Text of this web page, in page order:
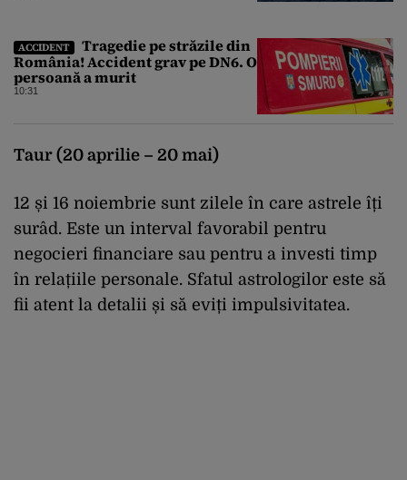
ACCIDENT
Tragedie pe străzile din
România! Accident grav pe DN6. O
persoană a murit
10:31
Taur (20 aprilie – 20 mai)
12 și 16 noiembrie sunt zilele în care astrele îți
surâd. Este un interval favorabil pentru
negocieri financiare sau pentru a investi timp
în relațiile personale. Sfatul astrologilor este să
fii atent la detalii și să eviți impulsivitatea.